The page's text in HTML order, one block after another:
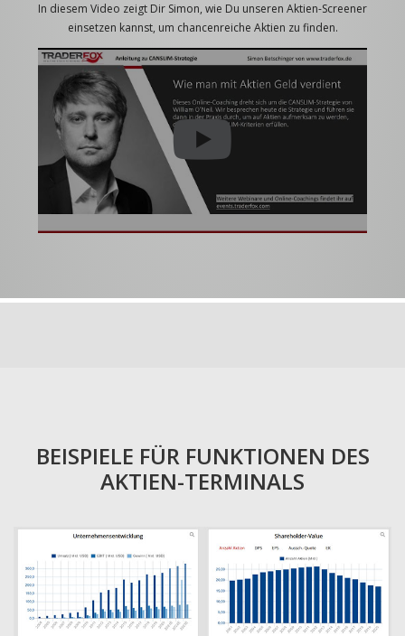
In diesem Video zeigt Dir Simon, wie Du unseren Aktien-Screener
einsetzen kannst, um chancenreiche Aktien zu finden.
BEISPIELE FÜR FUNKTIONEN DES
AKTIEN-TERMINALS